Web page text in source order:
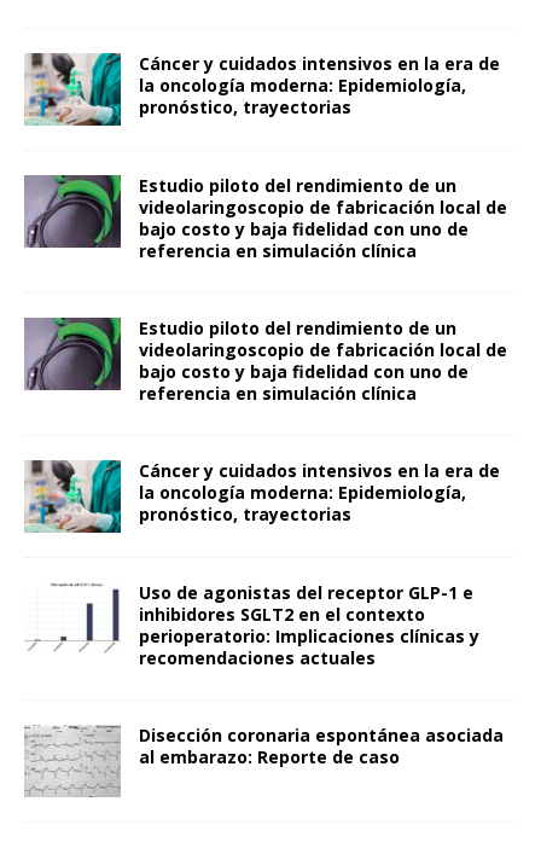
Cáncer y cuidados intensivos en la era de
la oncología moderna: Epidemiología,
pronóstico, trayectorias
Estudio piloto del rendimiento de un
videolaringoscopio de fabricación local de
bajo costo y baja fidelidad con uno de
referencia en simulación clínica
Estudio piloto del rendimiento de un
videolaringoscopio de fabricación local de
bajo costo y baja fidelidad con uno de
referencia en simulación clínica
Cáncer y cuidados intensivos en la era de
la oncología moderna: Epidemiología,
pronóstico, trayectorias
Uso de agonistas del receptor GLP-1 e
inhibidores SGLT2 en el contexto
perioperatorio: Implicaciones clínicas y
recomendaciones actuales
Disección coronaria espontánea asociada
al embarazo: Reporte de caso